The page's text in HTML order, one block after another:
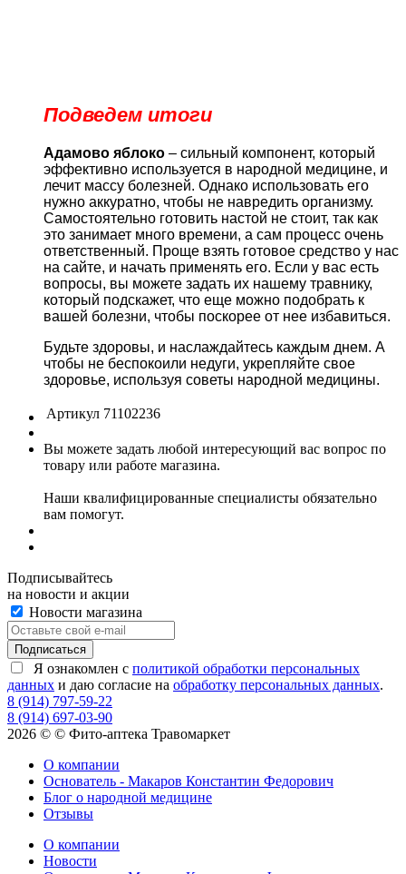
Подведем итоги
Адамово яблоко – сильный компонент, который
эффективно используется в народной медицине, и
лечит массу болезней. Однако использовать его
нужно аккуратно, чтобы не навредить организму.
Самостоятельно готовить настой не стоит, так как
это занимает много времени, а сам процесс очень
ответственный. Проще взять готовое средство у нас
на сайте, и начать применять его. Если у вас есть
вопросы, вы можете задать их нашему травнику,
который подскажет, что еще можно подобрать к
вашей болезни, чтобы поскорее от нее избавиться.
Будьте здоровы, и наслаждайтесь каждым днем. А
чтобы не беспокоили недуги, укрепляйте свое
здоровье, используя советы народной медицины.
Артикул 71102236
Вы можете задать любой интересующий вас вопрос по
товару или работе магазина.
Наши квалифицированные специалисты обязательно
вам помогут.
Подписывайтесь
на новости и акции
Новости магазина
Я ознакомлен с политикой обработки персональных
данных и даю согласие на обработку персональных данных.
8 (914) 797-59-22
8 (914) 697-03-90
2026 © © Фито-аптека Травомаркет
О компании
Основатель - Макаров Константин Федорович
Блог о народной медицине
Отзывы
О компании
Новости